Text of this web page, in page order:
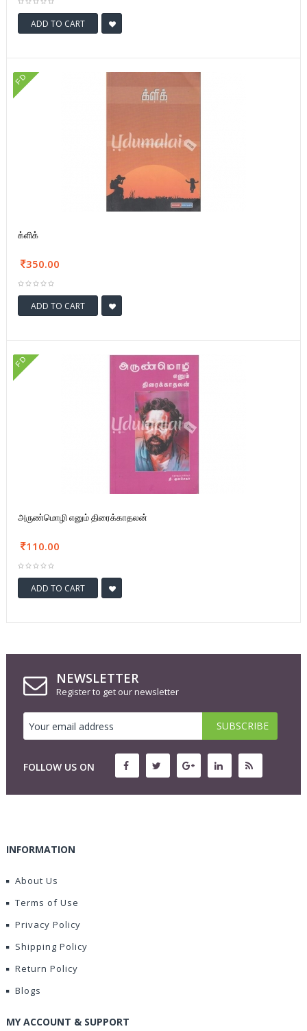
ADD TO CART
FD
க்ளிக்
350.00
ADD TO CART
FD
அருண்மொழி எனும் திரைக்காதலன்
110.00
ADD TO CART
NEWSLETTER
Register to get our newsletter
FOLLOW US ON
INFORMATION
About Us
Terms of Use
Privacy Policy
Shipping Policy
Return Policy
Blogs
MY ACCOUNT & SUPPORT